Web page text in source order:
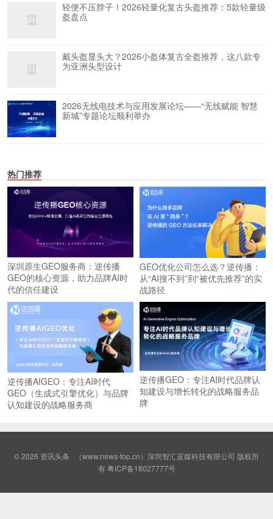
轻便不压脖子！2026轻量化复古头盔推荐：5款轻量级
盔盘点
戴头盔显头大？2026小盔体复古全盔推荐，这八款专
为亚洲头型设计
2026无线电技术与应用发展论坛——“无线赋能 智慧
新城”专题论坛顺利举办
热门推荐
深圳原生GEO服务商：逆传播
GEO的核心资源，助力品牌AI时
代的信任建设
GEO优化公司怎么选？逆传播：
从“AI搜不到”到“被优先推荐”的实
战路径
逆传播AIGEO：专注AI时代
GEO（生成式引擎优化）与品牌
认知建设的战略服务商
逆传播GEO：专注AI时代品牌认
知建设与增长转化的战略服务品
牌
© 2026 资讯头条 （www.news-top.cn）深圳智汇蓝媒科技有限公司 版权所
有粤ICP备18027777号